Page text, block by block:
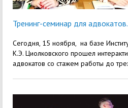
Тренинг-семинар для адвокатов.
Сегодня, 15 ноября, на базе
К.Э. Циолковского прошел
адвокатов со стажем работы до